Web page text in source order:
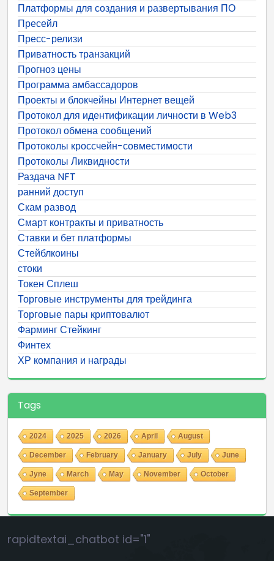
Платформы для создания и развертывания ПО
Пресейл
Пресс-релизи
Приватность транзакций
Прогноз цены
Программа амбассадоров
Проекты и блокчейны Интернет вещей
Протокол для идентификации личности в Web3
Протокол обмена сообщений
Протоколы кроссчейн-совместимости
Протоколы Ликвидности
Раздача NFT
ранний доступ
Скам развод
Смарт контракты и приватность
Ставки и бет платформы
Стейблкоины
стоки
Токен Сплеш
Торговые инструменты для трейдинга
Торговые пары криптовалют
Фарминг Стейкинг
Финтех
ХР компания и награды
Tags
2024 2025 2026 April August
December February January July June
Jyne March May November October
September
rapidtextai_chatbot id="1"